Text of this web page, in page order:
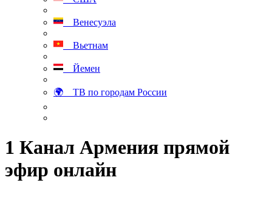
Венесуэла
Вьетнам
Йемен
🌍 ТВ по городам России
1 Канал Армения прямой
эфир онлайн